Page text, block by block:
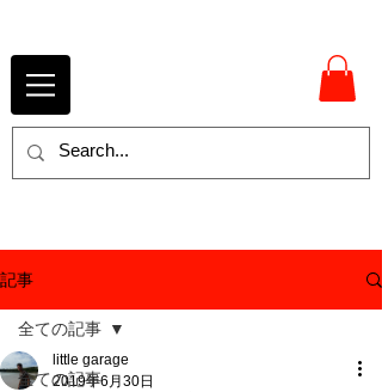
記事
全ての記事
全ての記事
little garage
2019年6月30日